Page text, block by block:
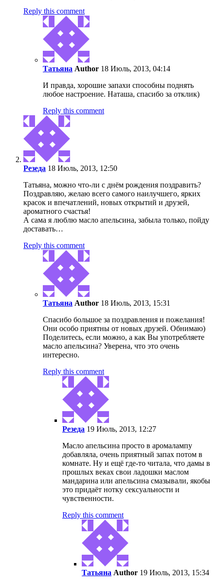
Reply this comment
Татьяна Author 18 Июль, 2013, 04:14
И правда, хорошие запахи способны поднять
любое настроение. Наташа, спасибо за отклик)
Reply this comment
Резеда 18 Июль, 2013, 12:50
Татьяна, можно что-ли с днём рождения поздравить?
Поздравляю, желаю всего самого наилучшего, ярких
красок и впечатлений, новых открытий и друзей,
ароматного счастья!
А сама я люблю масло апельсина, забыла только, пойду
доставать…
Reply this comment
Татьяна Author 18 Июль, 2013, 15:31
Спасибо большое за поздравления и пожелания!
Они особо приятны от новых друзей. Обнимаю)
Поделитесь, если можно, а как Вы употребляете
масло апельсина? Уверена, что это очень
интересно.
Reply this comment
Резеда 19 Июль, 2013, 12:27
Масло апельсина просто в аромалампу
добавляла, очень приятный запах потом в
комнате. Ну и ещё где-то читала, что дамы в
прошлых веках свои ладошки маслом
мандарина или апельсина смазывали, якобы
это придаёт нотку сексуальности и
чувственности.
Reply this comment
Татьяна Author 19 Июль, 2013, 15:34